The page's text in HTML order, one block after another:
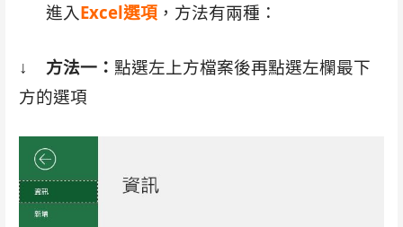
進入Excel選項，方法有兩種：
↓ 方法一： 點選左上方檔案後再點選左欄最下
方的選項